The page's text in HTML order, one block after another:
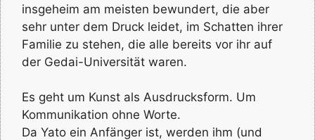
insgeheim am meisten bewundert, die aber
sehr unter dem Druck leidet, im Schatten ihrer
Familie zu stehen, die alle bereits vor ihr auf
der Gedai-Universität waren.
Es geht um Kunst als Ausdrucksform. Um
Kommunikation ohne Worte.
Da Yato ein Anfänger ist, werden ihm (und